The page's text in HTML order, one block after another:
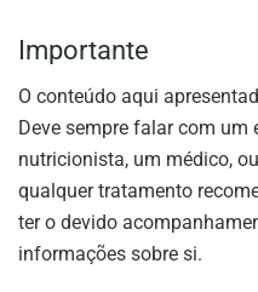
Importante
O conteúdo aqui
Deve sempre falar com um
nutricionista, um médico,
qualquer tratamento
ter o devido
informações sobre si.